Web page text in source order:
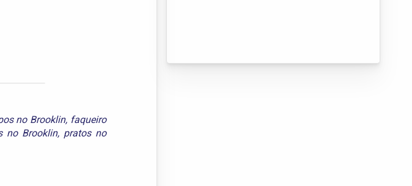
no Brooklin, faqueiro
no Brooklin, pratos no